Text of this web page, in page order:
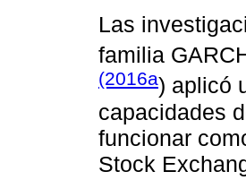
Las
familia
(2016a) aplicó
capacidades
funcionar
Stock